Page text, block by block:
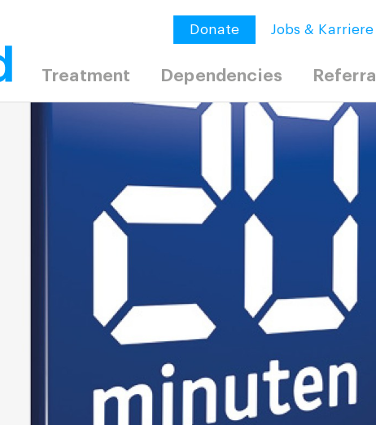
Donate Jobs & Karriere
Treatment Dependencies Referral